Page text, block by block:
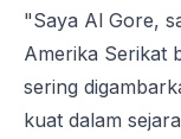
"Saya Al Gore,
Amerika Serikat
sering
kuat dalam